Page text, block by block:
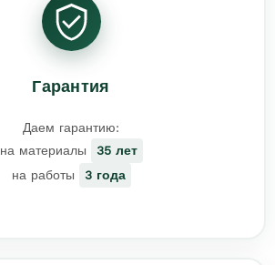
Гарантия
Даем гарантию:
на материалы
35 лет
на работы
3 года